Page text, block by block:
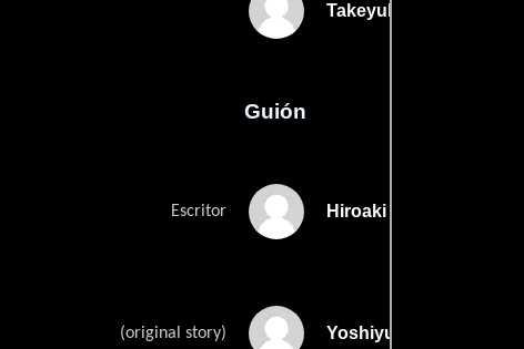
Takeyuki Kanda
Guión
Escritor Hiroaki Kitajimas
(original story) Yoshiyuki Tominos